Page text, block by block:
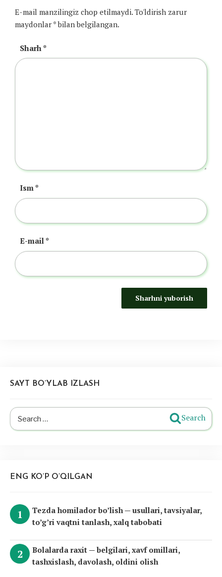
E-mail manzilingiz chop etilmaydi. To'ldirish zarur
maydonlar *bilan belgilangan.
Sharh *
Ism *
E-mail*
SAYT BO’YLAB IZLASH
Search
for:
Search
ENG KO’P O’QILGAN
Tezda homilador bo’lish — usullari, tavsiyalar,
to’g’ri vaqtni tanlash, xalq tabobati
Bolalarda raxit — belgilari, xavf omillari,
tashxislash, davolash, oldini olish